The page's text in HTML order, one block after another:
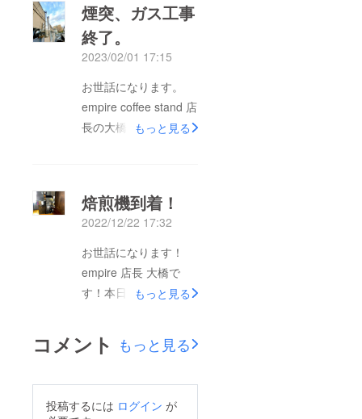
ウドファンディングで
購入した焙煎機【
TLR - 4 】で焙煎した
「 鮮度良好で高品質
な珈琲豆 」を国、農
園別に販売しておりま
す。また珈琲豆は、
で確認することが可能
です。「
」また店内では、珈琲
を飲んだりの飲食をす
ることもできますので
際には、ぜひ足を運ん
場所は、 〒700-0026
岡山県岡山市北区奉還
煙突、ガス工事
終了。
2023/02/01 17:15
お世話になります。
empire coffee stand 店
長の大橋です。本日、
月曜に試運転していこ
うと思っております。
引き続きよろしくお願
い致します！
もっと見る
焙煎機到着！
2022/12/22 17:32
お世話になります！
empire 店長 大橋で
す！本日、empire
ヒーマシン TLR-4 」
うと思います。楽しみ
もっと見る
コメント もっと見る
投稿するには ログイン が